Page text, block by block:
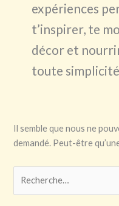
expériences
t’inspirer, te
décor et
toute
Il semble que nous ne
demandé. Peut-être